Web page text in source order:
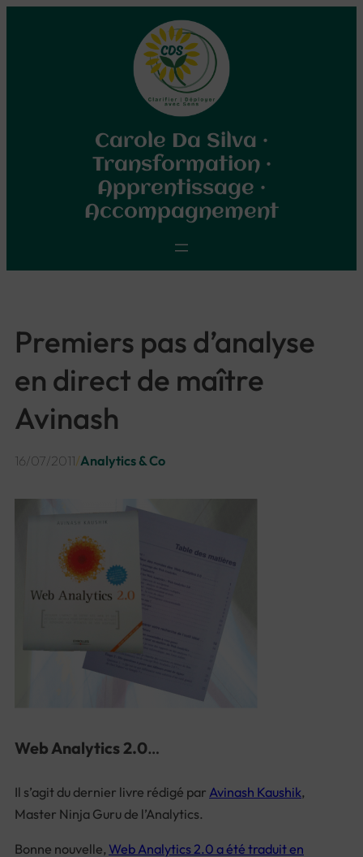
Carole Da Silva ·
Transformation ·
Apprentissage ·
Accompagnement
Premiers pas d’analyse
en direct de maître
Avinash
16/07/2011/Analytics & Co
Web Analytics 2.0…
Il s’agit du dernier livre rédigé par Avinash Kaushik,
Master Ninja Guru de l’Analytics.
Bonne nouvelle, Web Analytics 2.0 a été traduit en